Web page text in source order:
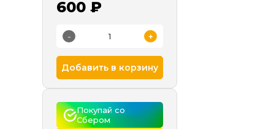
600 ₽
- +
Добавить в корзину
Покупай со
Сбером